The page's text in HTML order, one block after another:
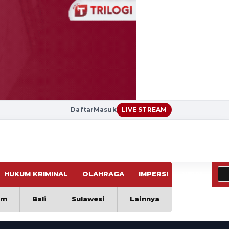
DaftarMasuk LIVE STREAM
HUKUM KRIMINAL OLAHRAGA IMPERSI
Bali Sulawesi Lainnya